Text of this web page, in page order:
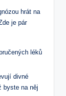
hrát na⁤
je pár
léků‌
divné
byste⁤ na něj